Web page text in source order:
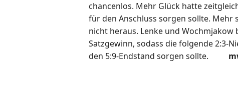
chancenlos. Mehr Glück hatte
für den Anschluss sorgen sollte.
nicht heraus. Lenke und
Satzgewinn, sodass die folgende 2:3-
den 5:9-Endstand sorgen sollte.